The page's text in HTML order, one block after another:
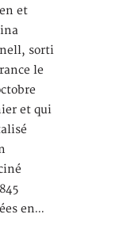
et
sorti
le
et qui
en…